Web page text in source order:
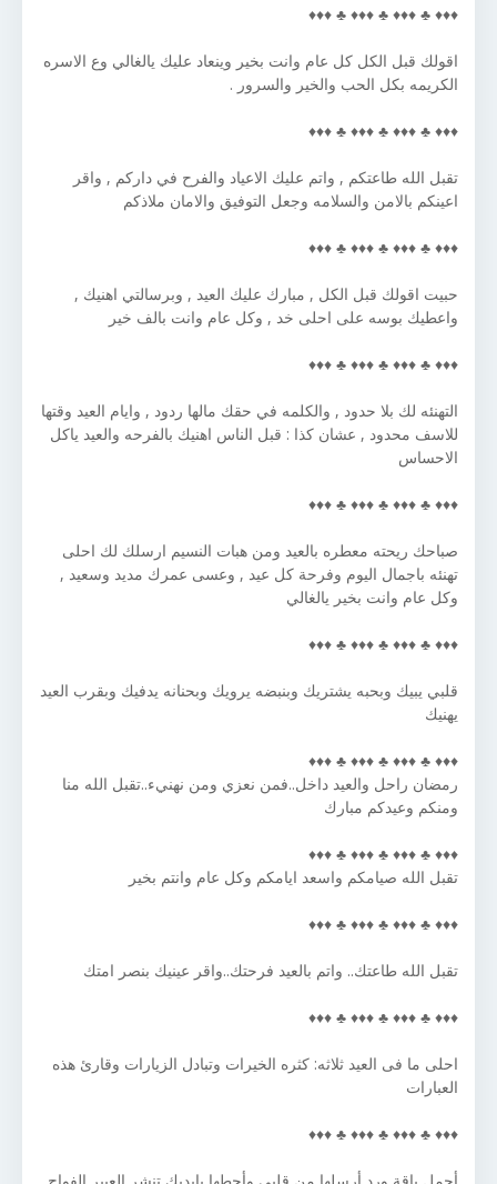
♦♦♦ ♣ ♦♦♦ ♣ ♦♦♦ ♣ ♦♦♦
اقولك قبل الكل كل عام وانت بخير وينعاد عليك يالغالي وع الاسره
الكريمه بكل الحب والخير والسرور .
♦♦♦ ♣ ♦♦♦ ♣ ♦♦♦ ♣ ♦♦♦
تقبل الله طاعتكم , واتم عليك الاعياد والفرح في داركم , واقر
اعينكم بالامن والسلامه وجعل التوفيق والامان ملاذكم
♦♦♦ ♣ ♦♦♦ ♣ ♦♦♦ ♣ ♦♦♦
حبيت اقولك قبل الكل , مبارك عليك العيد , وبرسالتي اهنيك ,
واعطيك بوسه على احلى خد , وكل عام وانت بالف خير
♦♦♦ ♣ ♦♦♦ ♣ ♦♦♦ ♣ ♦♦♦
التهنئه لك بلا حدود , والكلمه في حقك مالها ردود , وايام العيد وقتها
للاسف محدود , عشان كذا : قبل الناس اهنيك بالفرحه والعيد ياكل
الاحساس
♦♦♦ ♣ ♦♦♦ ♣ ♦♦♦ ♣ ♦♦♦
صباحك ريحته معطره بالعيد ومن هبات النسيم ارسلك لك احلى
تهنئه باجمال اليوم وفرحة كل عيد , وعسى عمرك مديد وسعيد ,
وكل عام وانت بخير يالغالي
♦♦♦ ♣ ♦♦♦ ♣ ♦♦♦ ♣ ♦♦♦
قلبي يبيك وبحبه يشتريك وبنبضه يرويك وبحنانه يدفيك وبقرب العيد
يهنيك
♦♦♦ ♣ ♦♦♦ ♣ ♦♦♦ ♣ ♦♦♦
رمضان راحل والعيد داخل..فمن نعزي ومن نهنيء..تقبل الله منا
ومنكم وعيدكم مبارك
♦♦♦ ♣ ♦♦♦ ♣ ♦♦♦ ♣ ♦♦♦
تقبل الله صيامكم واسعد ايامكم وكل عام وانتم بخير
♦♦♦ ♣ ♦♦♦ ♣ ♦♦♦ ♣ ♦♦♦
تقبل الله طاعتك.. واتم بالعيد فرحتك..واقر عينيك بنصر امتك
♦♦♦ ♣ ♦♦♦ ♣ ♦♦♦ ♣ ♦♦♦
احلى ما فى العيد ثلاثه: كثره الخيرات وتبادل الزيارات وقارئ هذه
العبارات
♦♦♦ ♣ ♦♦♦ ♣ ♦♦♦ ♣ ♦♦♦